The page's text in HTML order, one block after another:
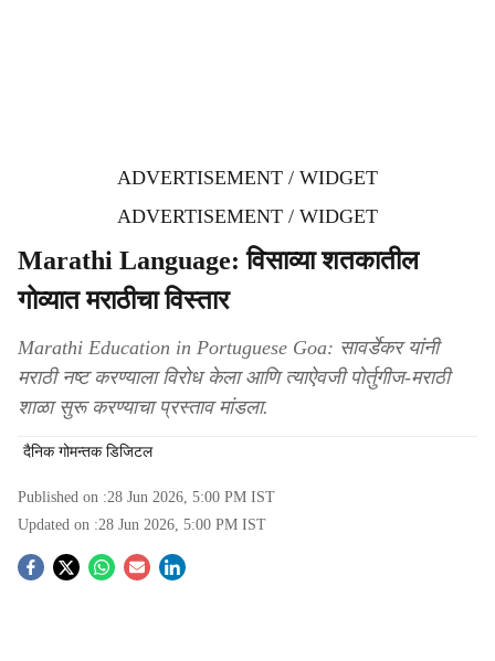
ADVERTISEMENT / WIDGET
ADVERTISEMENT / WIDGET
Marathi Language: विसाव्या शतकातील
गोव्यात मराठीचा विस्तार
Marathi Education in Portuguese Goa: सावर्डेकर यांनी
मराठी नष्ट करण्याला विरोध केला आणि त्याऐवजी पोर्तुगीज-मराठी
शाळा सुरू करण्याचा प्रस्ताव मांडला.
दैनिक गोमन्तक डिजिटल
Published on :28 Jun 2026, 5:00 PM IST
Updated on :28 Jun 2026, 5:00 PM IST
S